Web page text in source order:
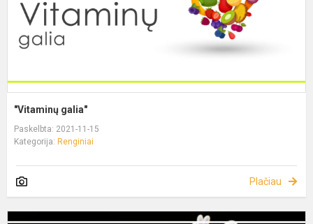
"Vitaminų galia"
Paskelbta: 2021-11-15
Kategorija: Renginiai
Plačiau